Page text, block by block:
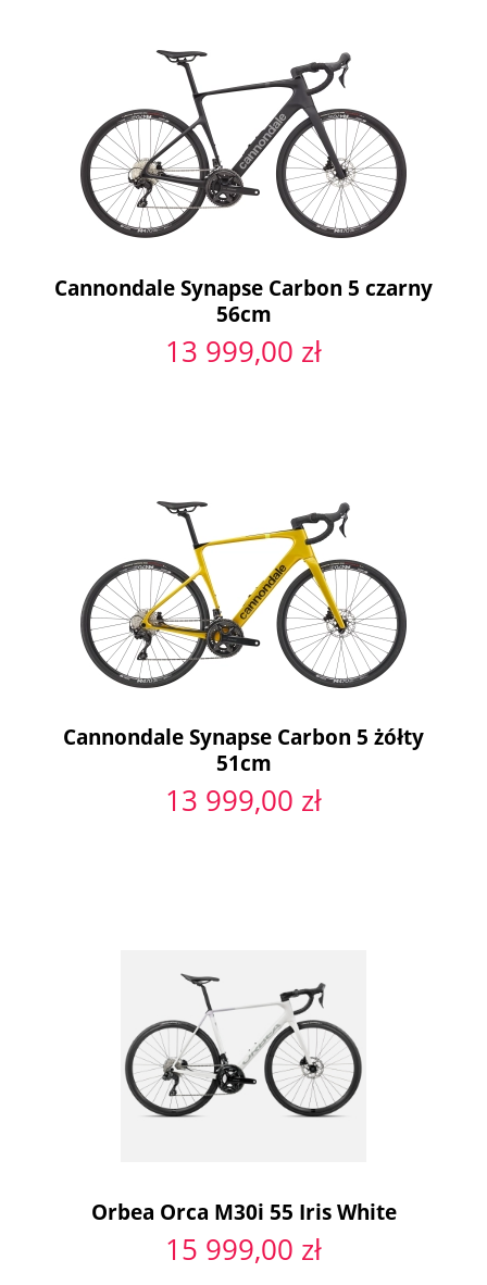
Cannondale Synapse Carbon 5 czarny
56cm
13 999,00 zł
Cannondale Synapse Carbon 5 żółty
51cm
13 999,00 zł
Orbea Orca M30i 55 Iris White
15 999,00 zł